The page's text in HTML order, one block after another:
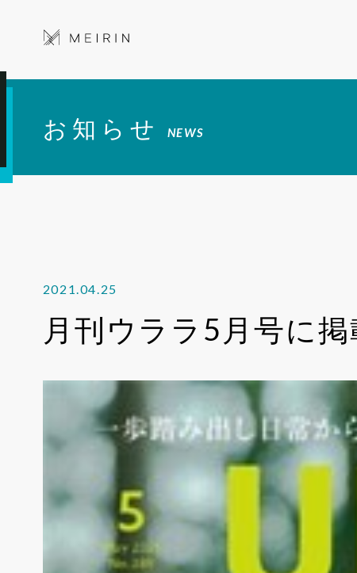
お知らせ NEWS
2021.04.25
月刊ウララ5月号に